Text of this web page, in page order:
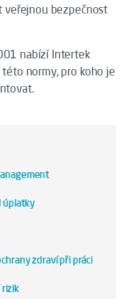
veřejnou bezpečnost
nabízí Intertek
normy, pro koho je
úplatky
zdraví při práci
rizik